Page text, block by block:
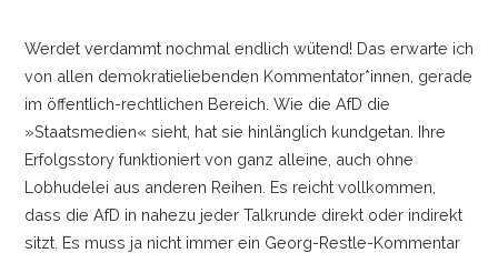
Werdet verdammt nochmal endlich wütend! Das erwarte ich
von allen demokratieliebenden Kommentator*innen, gerade
im öffentlich-rechtlichen Bereich. Wie die AfD die
»Staatsmedien« sieht, hat sie hinlänglich kundgetan. Ihre
Erfolgsstory funktioniert von ganz alleine, auch ohne
Lobhudelei aus anderen Reihen. Es reicht vollkommen,
dass die AfD in nahezu jeder Talkrunde direkt oder indirekt
sitzt. Es muss ja nicht immer ein Georg-Restle-Kommentar